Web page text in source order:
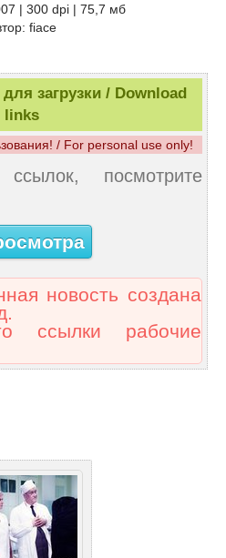
| 300 dpi | 75,7 мб
fiace
загрузки / Download
links
/ For personal use only!
посмотрите
новость создана
ссылки рабочие